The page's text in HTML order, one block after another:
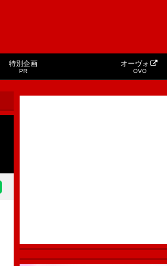
特別企画
PR
オーヴォ
OVO